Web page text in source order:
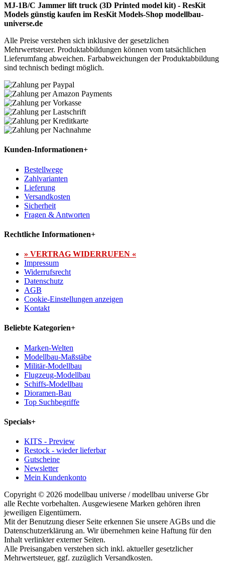
MJ-1B/C Jammer lift truck (3D Printed model kit) - ResKit
Models günstig kaufen im ResKit Models-Shop modellbau-
universe.de
Alle Preise verstehen sich inklusive der gesetzlichen
Mehrwertsteuer. Produktabbildungen können vom tatsächlichen
Lieferumfang abweichen. Farbabweichungen der Produktabbildung
sind technisch bedingt möglich.
Kunden-Informationen+
Bestellwege
Zahlvarianten
Lieferung
Versandkosten
Sicherheit
Fragen & Antworten
Rechtliche Informationen+
» VERTRAG WIDERRUFEN «
Impressum
Widerrufsrecht
Datenschutz
AGB
Cookie-Einstellungen anzeigen
Kontakt
Beliebte Kategorien+
Marken-Welten
Modellbau-Maßstäbe
Militär-Modellbau
Flugzeug-Modellbau
Schiffs-Modellbau
Dioramen-Bau
Top Suchbegriffe
Specials+
KITS - Preview
Restock - wieder lieferbar
Gutscheine
Newsletter
Mein Kundenkonto
Copyright © 2026 modellbau universe / modellbau universe Gbr
alle Rechte vorbehalten. Ausgewiesene Marken gehören ihren
jeweiligen Eigentümern.
Mit der Benutzung dieser Seite erkennen Sie unsere AGBs und die
Datenschutzerklärung an. Wir übernehmen keine Haftung für den
Inhalt verlinkter externer Seiten.
Alle Preisangaben verstehen sich inkl. aktueller gesetzlicher
Mehrwertsteuer, ggf. zuzüglich Versandkosten.